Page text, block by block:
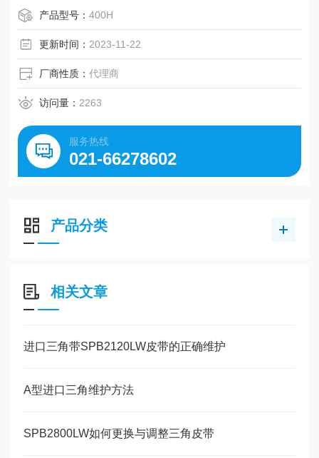
酯同步带,耐高温同步带,三之星橡胶梯形同步带,H、XH、XX
H型。日本三星、美国盖茨、德国奥比等世界名优工业皮
带。
产品型号：400H
更新时间： 2023-11-22
厂商性质：代理商
访问量： 2263
服务热线
021-66278602
产品分类
相关文章
进口三角带SPB2120LW皮带的正确维护
A型进口三角维护方法
SPB2800LW如何更换与调整三角皮带